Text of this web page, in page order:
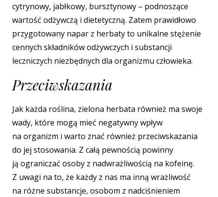
cytrynowy, jabłkowy, bursztynowy – podnoszące
wartość odżywczą i dietetyczną. Zatem prawidłowo
przygotowany napar z herbaty to unikalne stężenie
cennych składników odżywczych i substancji
leczniczych niezbędnych dla organizmu człowieka.
Przeciwskazania
Jak każda roślina, zielona herbata również ma swoje
wady, które mogą mieć negatywny wpływ
na organizm i warto znać również przeciwskazania
do jej stosowania. Z całą pewnością powinny
ją ograniczać osoby z nadwrażliwością na kofeinę.
Z uwagi na to, że każdy z nas ma inną wrażliwość
na różne substancje, osobom z nadciśnieniem